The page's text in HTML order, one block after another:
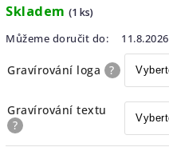
Skladem (1 ks)
Můžeme doručit do:
11.8.2026
Gravírování loga ?
Gravírování textu
?